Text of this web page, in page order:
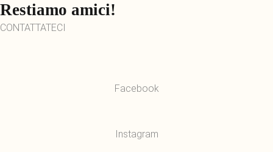
Restiamo amici!
CONTATTATECI
Facebook
Instagram